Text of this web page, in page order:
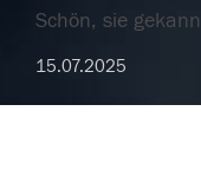
Schön, sie
15.07.2025